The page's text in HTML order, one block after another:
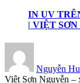
IN UV
| VIỆT
Nguyễn
Việt Sơn Nguyễn –